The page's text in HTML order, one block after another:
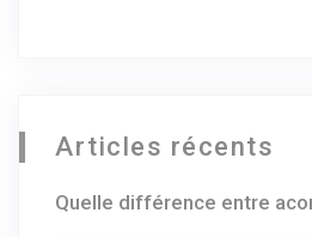
Articles récents
Quelle différence entre